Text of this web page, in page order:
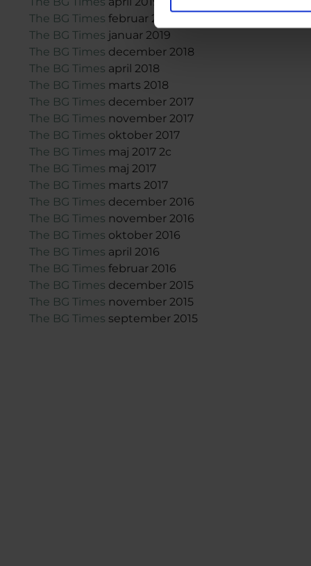
The BG Times februar 2019
The BG Times januar 2019
The BG Times december 2018
The BG Times april 2018
The BG Times marts 2018
The BG Times december 2017
The BG Times november 2017
The BG Times oktober 2017
The BG Times maj 2017 2c
The BG Times maj 2017
The BG Times marts 2017
The BG Times december 2016
The BG Times november 2016
The BG Times oktober 2016
The BG Times april 2016
The BG Times februar 2016
The BG Times december 2015
The BG Times november 2015
The BG Times september 2015